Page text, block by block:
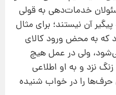
خدمات‌دهی به قولی
آن نیستند؛ برای مثال
که به‌ محض ورود کالای
ولی در عمل هیچ
نزد و به او اطلاعی
را در خواب شنیده